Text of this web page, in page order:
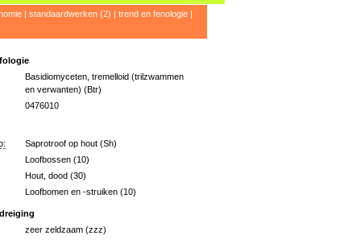
| standaardwerken (2) | trend en fenologie|
Basidiomyceten, tremelloid (trilzwammen
en verwanten) (Btr)
0476010
Saprotroof op hout (Sh)
Loofbossen (10)
Hout, dood (30)
Loofbomen en -struiken (10)
zeer zeldzaam (zzz)